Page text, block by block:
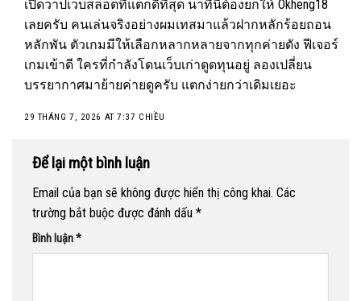
เปิดวาปเว็บสล็อตที่แตกดีที่สุด นาทีนี้ต้องยกให้ Okheng18
เลยครับ คนเล่นจริงอย่างผมเทสมาแล้วฝากหลักร้อยถอน
หลักพัน ตัวเกมมีให้เลือกหลากหลายจากทุกค่ายดัง ฟีเจอร์
เกมเข้าดี ใครที่กำลังโดนเว็บเก่าดูดทุนอยู่ ลองเปลี่ยน
บรรยากาศมาย้ายค่ายดูครับ แตกง่ายกว่าเดิมเยอะ
29 THÁNG 7, 2026 AT 7:37 CHIỀU
Để lại một bình luận
Email của bạn sẽ không được hiển thị công khai. Các
trường bắt buộc được đánh dấu *
Bình luận*